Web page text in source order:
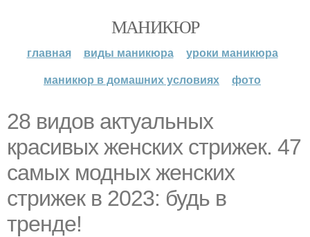
МАНИКЮР
главная виды маникюра
уроки маникюра
маникюр в домашних условиях
фото
28 видов актуальных
красивых женских стрижек. 47
самых модных женских
стрижек в 2023: будь в
тренде!